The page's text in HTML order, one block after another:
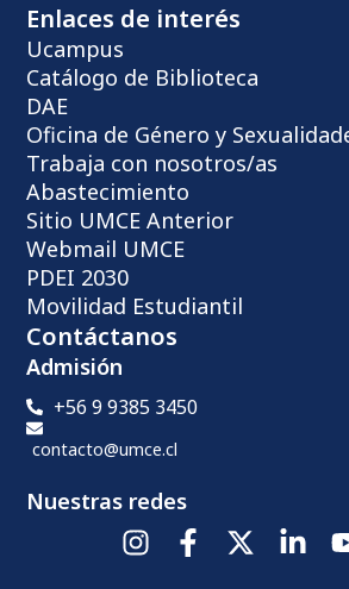
Enlaces de interés
Ucampus
Catálogo de Biblioteca
DAE
Oficina de Género y
Trabaja con nosotros/as
Abastecimiento
Sitio UMCE Anterior
Webmail UMCE
PDEI 2030
Movilidad Estudiantil
Contáctanos
Admisión
+56 9 9385 3450
contacto@umce.cl
Nuestras redes